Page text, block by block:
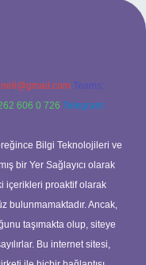
Teams:
606 0 726 Telegram:
Bilgi Teknolojileri ve
bir Yer Sağlayıcı olarak
içerikleri proaktif olarak
bulunmamaktadır. Ancak,
taşımakta olup, siteye
Bu internet sitesi,